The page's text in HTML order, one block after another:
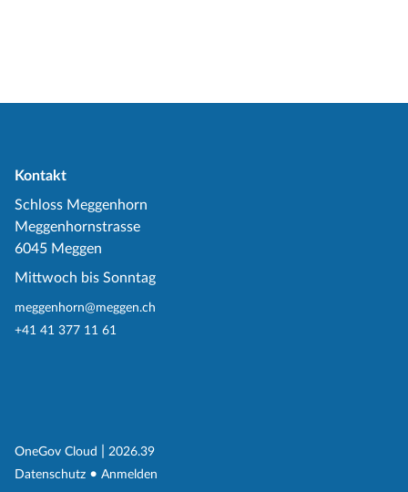
Kontakt
Schloss Meggenhorn
Meggenhornstrasse
6045 Meggen
Mittwoch bis Sonntag
meggenhorn@meggen.ch
+41 41 377 11 61
OneGov Cloud (External Link)
2026.39
Datenschutz (External Link)
Anmelden